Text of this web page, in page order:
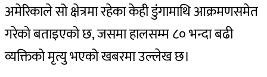
अमेरिकाले सो क्षेत्रमा रहेका केही डुंगामाथि आक्रमणसमेत
गरेको बताइएको छ, जसमा हालसम्म ८० भन्दा बढी
व्यक्तिको मृत्यु भएको खबरमा उल्लेख छ।